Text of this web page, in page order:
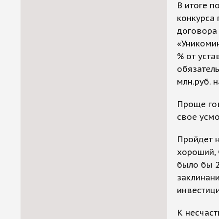
В итоге
% от
млн.руб.
Проще
свое
Пройдет
хороший,
было бы
К